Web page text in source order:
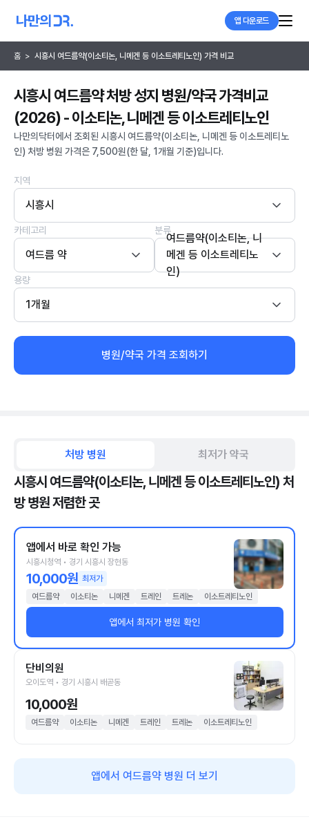
앱 다운로드
홈 > 시흥시 여드름약(이소티논, 니메겐 등 이소트레티노인) 가격 비교
시흥시 여드름약 처방 성지 병원/약국 가격비교
(2026) - 이소티논, 니메겐 등 이소트레티노인
나만의닥터에서 조회된 시흥시 여드름약(이소티논, 니메겐 등 이소트레티노
인) 처방 병원 가격은 7,500원(한 달, 1개월 기준)입니다.
지역
시흥시
카테고리
여드름 약
분류
여드름약(이소티논, 니
메겐 등 이소트레티노
인)
용량
1개월
병원/약국 가격 조회하기
처방 병원 최저가 약국
시흥시 여드름약(이소티논, 니메겐 등 이소트레티노인) 처
방 병원 저렴한 곳
앱에서 바로 확인 가능
시흥시청역 • 경기 시흥시 장현동
10,000원 최저가
여드름약
이소티논 니메겐 트레인 트레논 이소트레티노인
앱에서 최저가 병원 확인
단비의원
오이도역 • 경기 시흥시 배곧동
10,000원
여드름약 이소티논 니메겐 트레인 트레논 이소트레티노인
앱에서 여드름약 병원 더 보기